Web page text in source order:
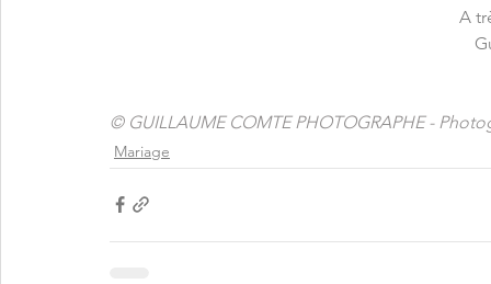
A
© GUILLAUME COMTE PHOTOGRAPHE -
Mariage